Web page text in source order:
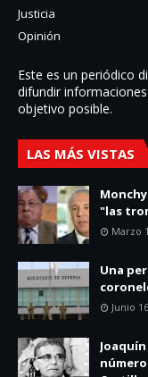
Justicia
Opinión
Este es un periódico
difundir
objetivo posible.
LAS MÁS VISTAS
"las
Marzo
Una
Junio